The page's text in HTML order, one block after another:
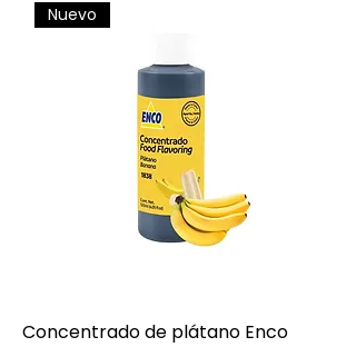
Nuevo
Concentrado de plátano Enco